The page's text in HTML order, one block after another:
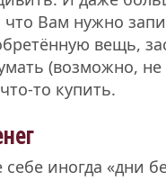
Вам нужно
вещь,
(возможно, не
то купить.
иногда «дни